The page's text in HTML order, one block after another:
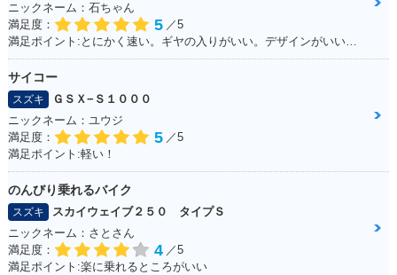
ニックネーム：石ちゃん
満足度：
5 ／5
満足ポイント:とにかく速い。ギヤの入りがいい。デザインがいい！！
サイコー
スズキ
ＧＳＸ−Ｓ１０００
ニックネーム：ユウジ
満足度：
5 ／5
満足ポイント:軽い！
のんびり乗れるバイク
スズキ
スカイウェイブ２５０ タイプＳ
ニックネーム：さとさん
満足度：
4 ／5
満足ポイント:楽に乗れるところがいい